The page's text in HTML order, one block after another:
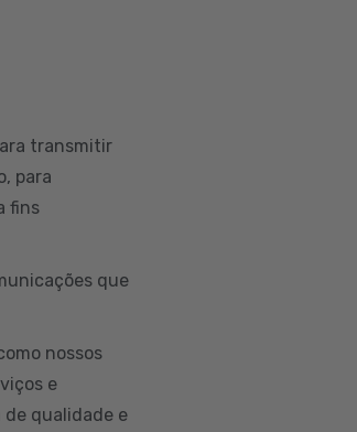
transmitir
para
fins
que
nossos
e
de qualidade e